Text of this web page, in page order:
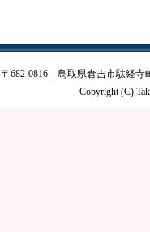
〒682-0816 鳥取県倉吉市駄経寺
Copyright (C)